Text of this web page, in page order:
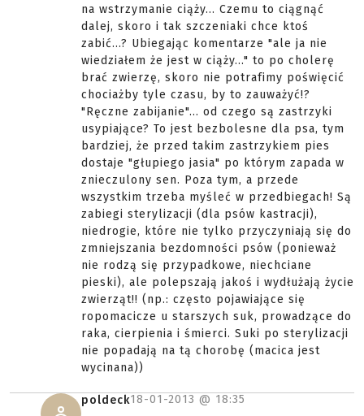
na wstrzymanie ciąży... Czemu to ciągnąć
dalej, skoro i tak szczeniaki chce ktoś
zabić...? Ubiegając komentarze "ale ja nie
wiedziałem że jest w ciąży..." to po cholerę
brać zwierzę, skoro nie potrafimy poświęcić
chociażby tyle czasu, by to zauważyć!?
"Ręczne zabijanie"... od czego są zastrzyki
usypiające? To jest bezbolesne dla psa, tym
bardziej, że przed takim zastrzykiem pies
dostaje "głupiego jasia" po którym zapada w
znieczulony sen. Poza tym, a przede
wszystkim trzeba myśleć w przedbiegach! Są
zabiegi sterylizacji (dla psów kastracji),
niedrogie, które nie tylko przyczyniają się do
zmniejszania bezdomności psów (ponieważ
nie rodzą się przypadkowe, niechciane
pieski), ale polepszają jakoś i wydłużają życie
zwierząt!! (np.: często pojawiające się
ropomacicze u starszych suk, prowadzące do
raka, cierpienia i śmierci. Suki po sterylizacji
nie popadają na tą chorobę (macica jest
wycinana))
poldeck18-01-2013 @ 18:35